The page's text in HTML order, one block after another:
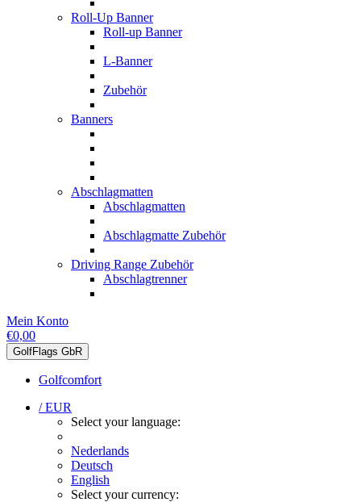
Roll-Up Banner
Roll-up Banner
L-Banner
Zubehör
Banners
Abschlagmatten
Abschlagmatten
Abschlagmatte Zubehör
Driving Range Zubehör
Abschlagtrenner
Mein Konto
€0,00
GolfFlags GbR
Golfcomfort
/ EUR
Select your language:
Nederlands
Deutsch
English
Select your currency: